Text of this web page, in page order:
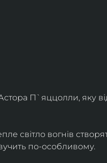
Астора П`яццолли, яку
світло вогнів
по-особливому.